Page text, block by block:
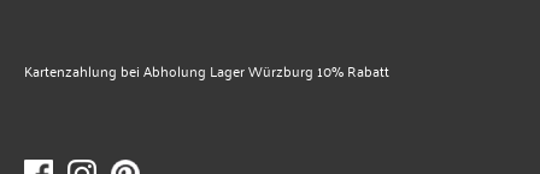
Kartenzahlung bei Abholung Lager Würzburg 10% Rabatt